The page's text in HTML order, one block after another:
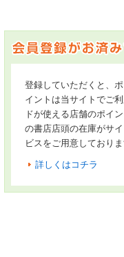
登録していただくと、
イントは当サイトでご
ドが使える店舗のポイ
の書店店頭の在庫がサ
ビスをご用意しておりま
詳しくはコチラ